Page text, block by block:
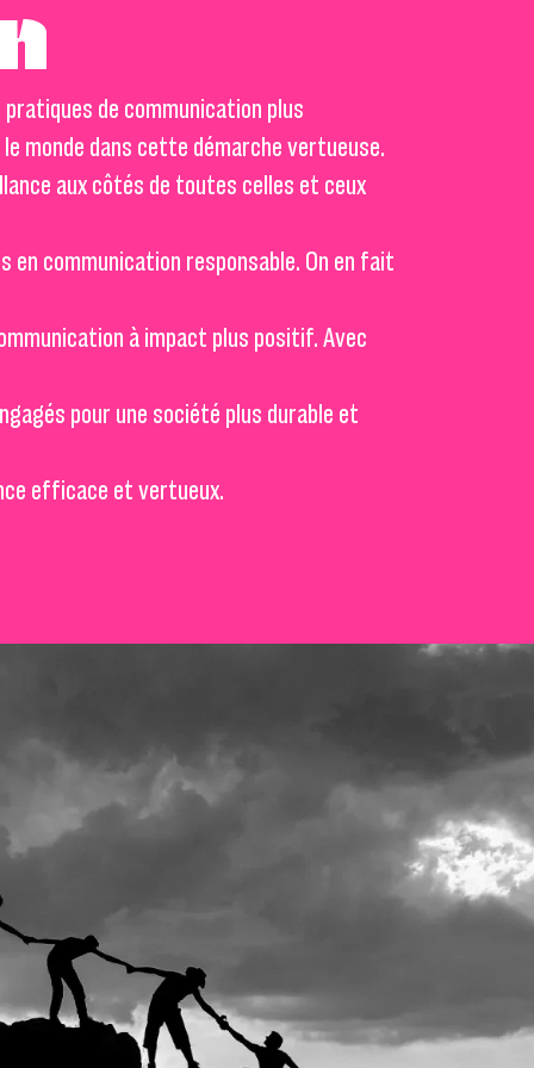
de communication plus
monde dans cette démarche vertueuse.
aux côtés de toutes celles et ceux
en communication responsable. On en fait
à impact plus positif. Avec
pour une société plus durable et
efficace et vertueux.